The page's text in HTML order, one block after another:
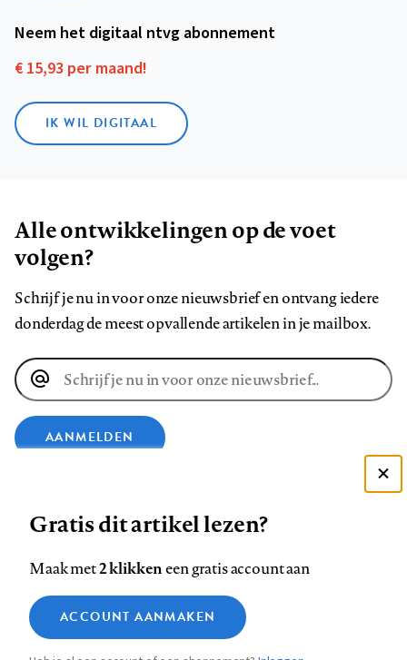
Neem het digitaal ntvg abonnement
€ 15,93 per maand!
IK WIL DIGITAAL
Alle ontwikkelingen op de voet
volgen?
Schrijf je nu in voor onze nieuwsbrief en ontvang iedere
donderdag de meest opvallende artikelen in je mailbox.
E-
mailadres
AANMELDEN
op
Facebook
op
LinkedIn
op
Bluesky
ons
op
InstagramYouTube
Footer
Contact Colofon Disclaimer Privacy
Medische vragen verdienen
betrouwbare antwoorden
Zie onze cookie policy
Analytische cookies
Gratis dit artikel lezen?
Maak met2 klikkeneen gratis account aan
ACCOUNT AANMAKEN